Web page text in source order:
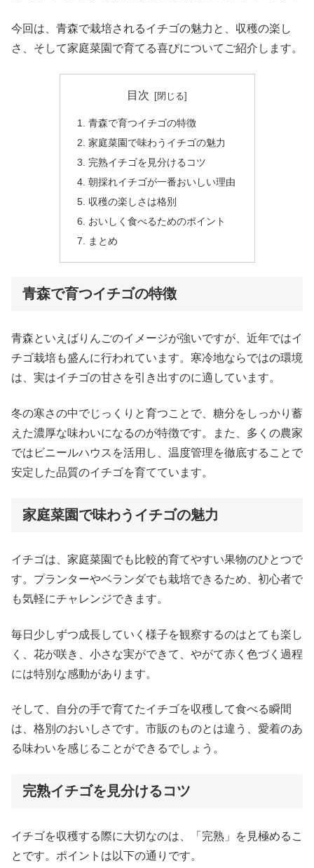
今回は、青森で栽培されるイチゴの魅力と、収穫の楽し
さ、そして家庭菜園で育てる喜びについてご紹介します。
目次
青森で育つイチゴの特徴
家庭菜園で味わうイチゴの魅力
完熟イチゴを見分けるコツ
朝採れイチゴが一番おいしい理由
収穫の楽しさは格別
おいしく食べるためのポイント
まとめ
青森で育つイチゴの特徴
青森といえばりんごのイメージが強いですが、近年ではイ
チゴ栽培も盛んに行われています。寒冷地ならではの環境
は、実はイチゴの甘さを引き出すのに適しています。
冬の寒さの中でじっくりと育つことで、糖分をしっかり蓄
えた濃厚な味わいになるのが特徴です。また、多くの農家
ではビニールハウスを活用し、温度管理を徹底することで
安定した品質のイチゴを育てています。
家庭菜園で味わうイチゴの魅力
イチゴは、家庭菜園でも比較的育てやすい果物のひとつで
す。プランターやベランダでも栽培できるため、初心者で
も気軽にチャレンジできます。
毎日少しずつ成長していく様子を観察するのはとても楽し
く、花が咲き、小さな実ができて、やがて赤く色づく過程
には特別な感動があります。
そして、自分の手で育てたイチゴを収穫して食べる瞬間
は、格別のおいしさです。市販のものとは違う、愛着のあ
る味わいを感じることができるでしょう。
完熟イチゴを見分けるコツ
イチゴを収穫する際に大切なのは、「完熟」を見極めるこ
とです。ポイントは以下の通りです。